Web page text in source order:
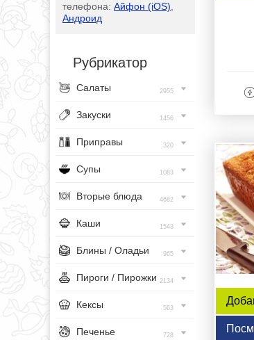
телефона: Айфон (iOS)
Андроид
Рубрикатор
Салаты 2955
Закуски 1456
Приправы 320
Супы 1083
Вторые блюда 4682
Каши 1543
Блины / Оладьи 965
Пироги / Пирожки 2134
Кексы 563
Печенье 728